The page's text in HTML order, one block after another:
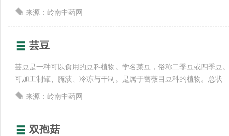
来源：岭南中药网
芸豆
芸豆是一种可以食用的豆科植物。学名菜豆，俗称二季豆或四季豆
可加工制罐、腌渍、冷冻与干制。是属于蔷薇目豆科的植物。总状
来源：岭南中药网
双孢菇